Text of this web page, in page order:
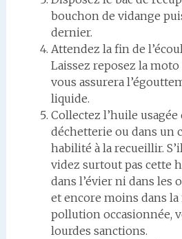
bouchon de vidange
dernier.
Attendez la fin de
Laissez reposez la
vous assurera
liquide.
Collectez l’huile
déchetterie ou dans un
habilité à la recueillir.
videz surtout pas cette
dans l’évier ni dans les
et encore moins dans la
pollution occasionnée,
lourdes sanctions.